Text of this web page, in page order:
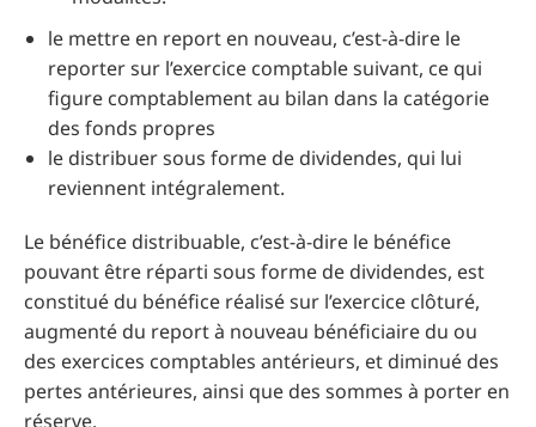
le mettre en report en nouveau, c’est-à-dire le
reporter sur l’exercice comptable suivant, ce qui
figure comptablement au bilan dans la catégorie
des fonds propres
le distribuer sous forme de dividendes, qui lui
reviennent intégralement.
Le bénéfice distribuable, c’est-à-dire le bénéfice
pouvant être réparti sous forme de dividendes, est
constitué du bénéfice réalisé sur l’exercice clôturé,
augmenté du report à nouveau bénéficiaire du ou
des exercices comptables antérieurs, et diminué des
pertes antérieures, ainsi que des sommes à porter en
réserve.